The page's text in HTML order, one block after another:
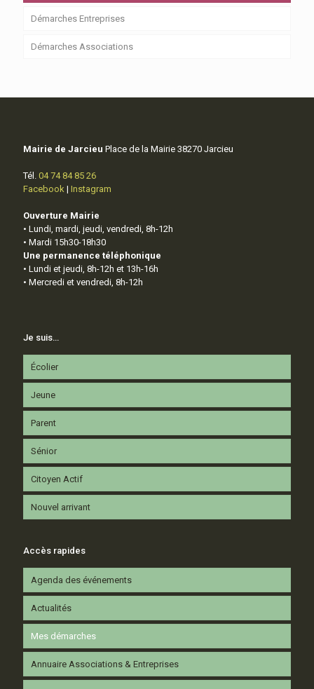
Démarches Entreprises
Démarches Associations
Mairie de Jarcieu Place de la Mairie 38270 Jarcieu
Tél. 04 74 84 85 26
Facebook | Instagram
Ouverture Mairie
• Lundi, mardi, jeudi, vendredi, 8h-12h
• Mardi 15h30-18h30
Une permanence téléphonique
• Lundi et jeudi, 8h-12h et 13h-16h
• Mercredi et vendredi, 8h-12h
Je suis…
Écolier
Jeune
Parent
Sénior
Citoyen Actif
Nouvel arrivant
Accès rapides
Agenda des événements
Actualités
Mes démarches
Annuaire Associations & Entreprises